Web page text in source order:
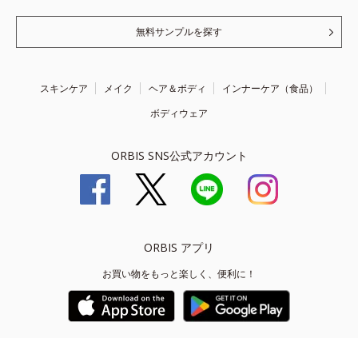
無料サンプルを探す
スキンケア メイク ヘア＆ボディ
インナーケア（食品）
ボディウェア
ORBIS SNS公式アカウント
ORBIS アプリ
お買い物をもっと楽しく、便利に！